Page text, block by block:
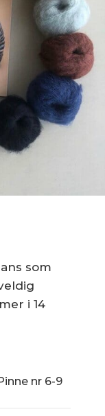
som
i 14
nr 6-9